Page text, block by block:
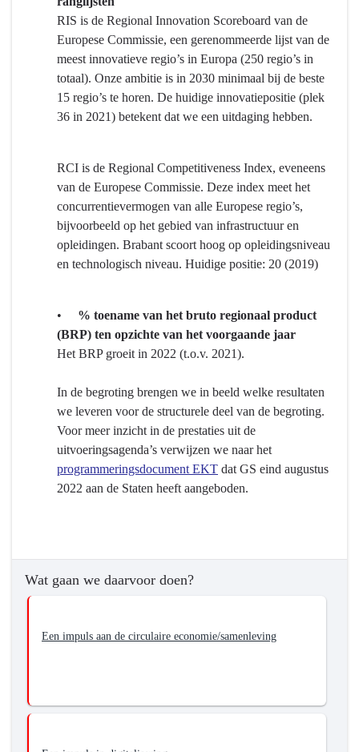
bedrijven.
RIS is de Regional Innovation Scoreboard van de
Europese Commissie, een gerenommeerde lijst van de
meest innovatieve regio’s in Europa (250 regio’s in
totaal). Onze ambitie is in 2030 minimaal bij de beste
15 regio’s te horen. De huidige innovatiepositie (plek
36 in 2021) betekent dat we een uitdaging hebben.
RCI is de Regional Competitiveness Index, eveneens
van de Europese Commissie. Deze index meet het
concurrentievermogen van alle Europese regio’s,
bijvoorbeeld op het gebied van infrastructuur en
opleidingen. Brabant scoort hoog op opleidingsniveau
en technologisch niveau. Huidige positie: 20 (2019)
•
% toename van het bruto regionaal product
(BRP) ten opzichte van het voorgaande jaar
Het BRP groeit in 2022 (t.o.v. 2021).
In de begroting brengen we in beeld welke resultaten
we leveren voor de structurele deel van de begroting.
Voor meer inzicht in de prestaties uit de
uitvoeringsagenda’s verwijzen we naar het
programmeringsdocument EKT dat GS eind augustus
2022 aan de Staten heeft aangeboden.
Wat gaan we daarvoor doen?
Een impuls aan de circulaire economie/samenleving